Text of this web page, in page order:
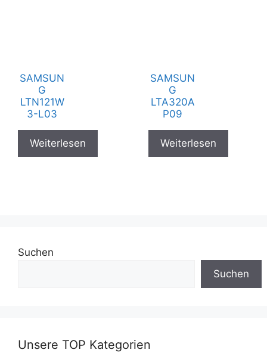
SAMSUN
G
LTN121W
3-L03
Weiterlesen
SAMSUN
G
LTA320A
P09
Weiterlesen
Suchen
Suchen
Unsere TOP Kategorien